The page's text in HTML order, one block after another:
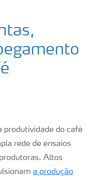
produtividade do café
rede de ensaios
Altos
a produção